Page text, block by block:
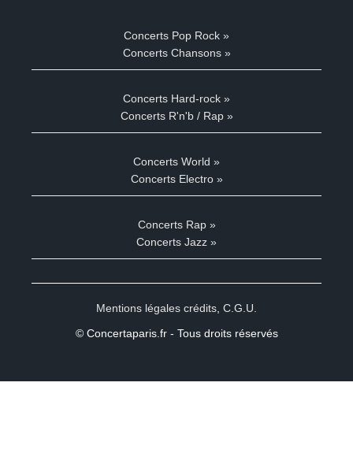
Concerts Pop Rock »
Concerts Chansons »
Concerts Hard-rock »
Concerts R'n'b / Rap »
Concerts World »
Concerts Electro »
Concerts Rap »
Concerts Jazz »
Mentions légales crédits C.G.U.
© Concertaparis.fr - Tous droits réservés